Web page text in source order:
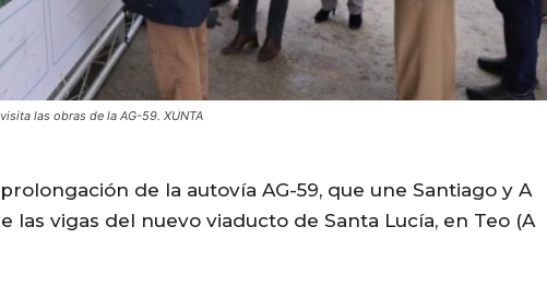
las obras de la AG-59. XUNTA
de la autovía AG-59, que une Santiago y A
las vigas del nuevo viaducto de Santa Lucía, en Teo (A